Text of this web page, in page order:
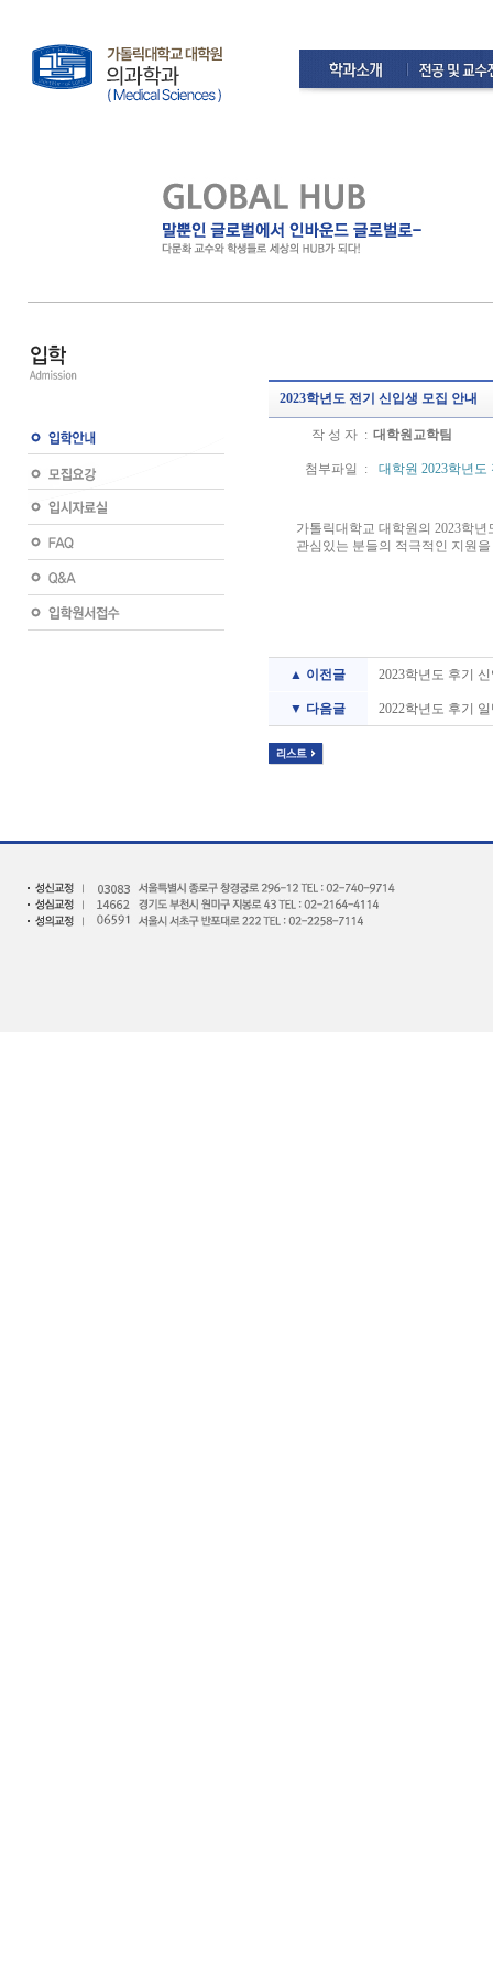
2023학년도 전기 신입생 모집 안내
작 성 자 : 대학원교학팀
첨부파일 : 대학원 2023학년
가톨릭대학교 대학원의 2023학
관심있는 분들의 적극적인 지원
▲ 이전글 2023학년도 후기
▼ 다음글 2022학년도 후기